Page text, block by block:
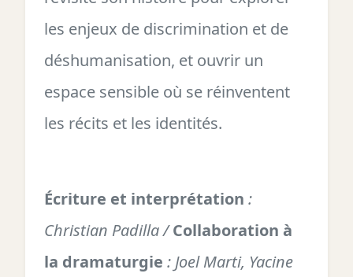
les enjeux de discrimination et de
déshumanisation, et ouvrir un
espace sensible où se réinventent
les récits et les identités.
Écriture et interprétation :
Christian Padilla /Collaboration à
la dramaturgie : Joel Marti, Yacine